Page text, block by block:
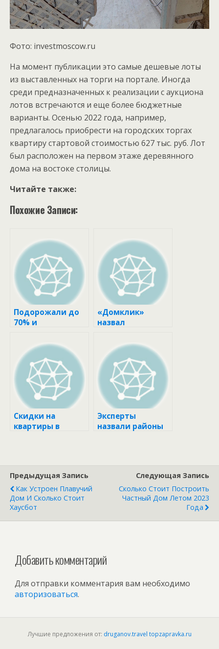
Фото: investmoscow.ru
На момент публикации это самые дешевые лоты
из выставленных на торги на портале. Иногда
среди предназначенных к реализации с аукциона
лотов встречаются и еще более бюджетные
варианты. Осенью 2022 года, например,
предлагалось приобрести на городских торгах
квартиру стартовой стоимостью 627 тыс. руб. Лот
был расположен на первом этаже деревянного
дома на востоке столицы.
Читайте также:
Похожие Записи:
Подорожали до
70% и
изменились
квартиры-студии
за 3 года :: Жилье
:: РБК
Недвижимость
«Домклик»
назвал
дешевых квартир
Москвы в марте
2023 года :: Жилье
:: РБК
Недвижимость
Скидки на
квартиры в
Недвижимость
Эксперты
назвали районы
Недвижимость
Предыдущая Запись
Как Устроен Плавучий
Дом И Сколько Стоит
Хаусбот
Следующая Запись
Сколько Стоит Построить
Частный Дом Летом 2023
Года
Добавить комментарий
Для отправки комментария вам необходимо
авторизоваться.
Лучшие предложения от: druganov.travel topzapravka.ru